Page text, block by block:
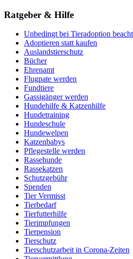
Ratgeber & Hilfe
Unbedingt bei Tieradoption
Adoptieren statt kaufen
Auslandstierschutz
Bücher
Ehrenamt
Flugpate werden
Fundtiere
Gassigänger werden
Hundehilfe & Katzenhilfe
Hundetraining
Hundeschule
Hundewelpen
Katzenbabys
Pflegestelle werden
Rassehunde
Rassekatzen
Schutzgebühr
Spenden
Tier Vermisst
Tierbedarf
Tierfutterhilfe
Tierimpfungen
Tierpension
Tierschutz
Tierschutzarbeit in Corona-Zeiten